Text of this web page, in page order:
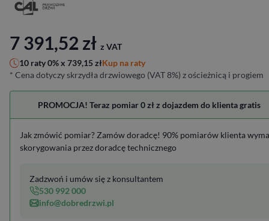
7 391,52 zł z VAT
10 raty 0% x 739,15złKup na raty
* Cena dotyczy skrzydła drzwiowego (VAT 8%) z ościeżnicą i progiem
PROMOCJA! Teraz pomiar 0 zł z dojazdem do klienta gratis
Jak zmówić pomiar? Zamów doradcę! 90% pomiarów klienta
skorygowania przez doradcę technicznego
Zadzwoń i umów się z konsultantem
530 992 000
info@dobredrzwi.pl